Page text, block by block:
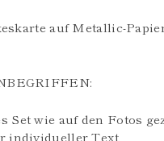
auf Metallic-
Set wie auf den Fotos
individueller Text